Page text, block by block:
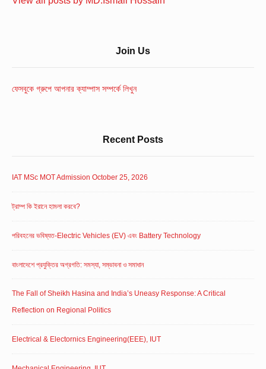
Area
Join Us
ফেসবুকে গ্রুপে আপনার ক্যাম্পাস সম্পর্কে লিখুন
Recent Posts
IAT MSc MOT Admission October 25, 2026
ট্রাম্প কি ইরানে হামলা করবে?
পরিবহনের ভবিষ্যত-Electric Vehicles (EV) এবং Battery Technology
বাংলাদেশে প্রযুক্তির অগ্রগতি: সমস্যা, সম্ভাবনা ও সমাধান
The Fall of Sheikh Hasina and India’s Uneasy Response: A Critical
Reflection on Regional Politics
Electrical & Electornics Engineering(EEE), IUT